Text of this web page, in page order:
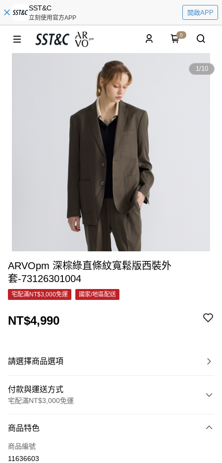
SST&C
立刻使用官方APP
開啟APP
0
1/10
ARVOpm 深棕綠直條紋寬鬆版西裝外
套-73126301004
宅配滿NT$3,000免運 國家/地區配送
NT$4,990
請選擇商品選項
付款與運送方式
宅配滿NT$3,000免運
信用卡一次付款
信用卡分期付款
商品特色
商品編號
11636603